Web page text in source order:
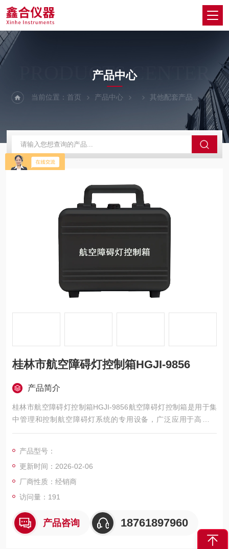
PRODUCTS CENTER
产品中心
当前位置：首页 产品中心 其他配套产品 桂林
桂林市航空障碍灯控制箱HGJI-9856
产品简介
桂林市航空障碍灯控制箱HGJI-9856航空障碍灯控制箱是用于集
中管理和控制航空障碍灯系统的专用设备，广泛应用于高层建
筑、通信铁塔、桥梁、烟囱等需要设置航空障碍灯的场景。该控
障碍灯系统按照国际组织及国家相关标准（如MH/T 6012-201
8）持续稳定工作，为夜间飞行提供清晰的障碍物警示信号
产品型号：
更新时间：2026-02-06
厂商性质：经销商
访问量：191
产品咨询 18761897960